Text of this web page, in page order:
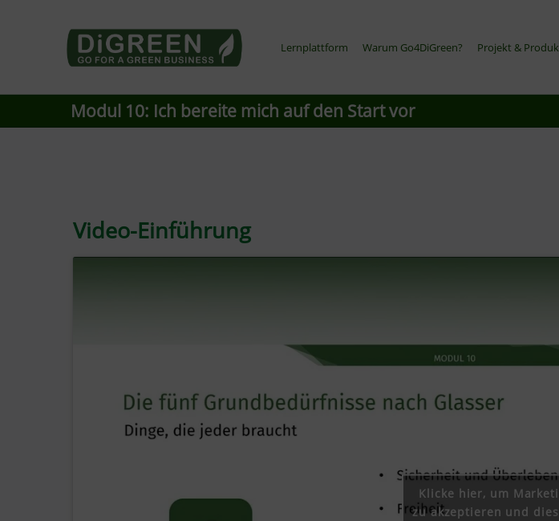
Lernplattform Warum Go4DiGreen? Projekt &
Modul 10: Ich bereite mich auf den Start vor
Video-Einführung
Klicke hier, um
zu akzeptieren und